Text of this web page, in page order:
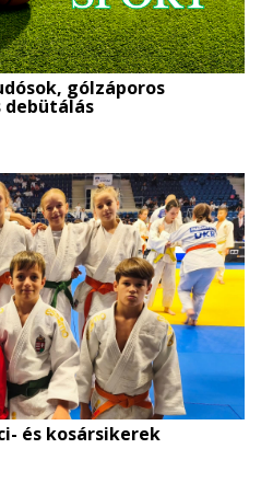
gólzáporos
debütálás
és kosársikerek